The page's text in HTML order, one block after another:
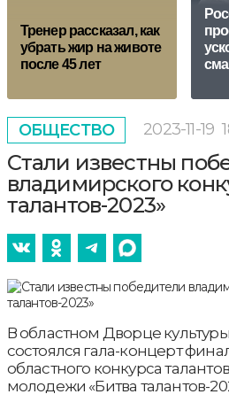
Тренер рассказал, как
убрать жир на животе
после 45 лет
ОБЩЕСТВО 2023-11-19
Стали известны
владимирского
талантов-2023»
В областном Дворце
состоялся гала-концерт
областного конкурса
молодежи «Битва талантов-